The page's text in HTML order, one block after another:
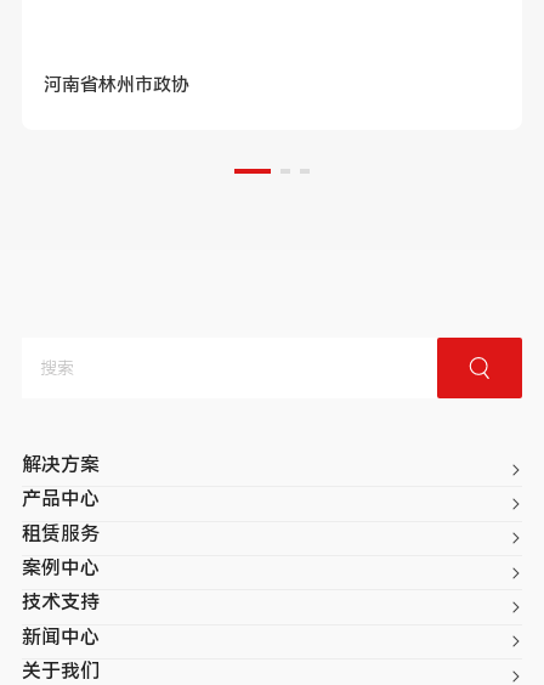
河南省林州市政协
解决方案
产品中心
租赁服务
案例中心
技术支持
新闻中心
关于我们